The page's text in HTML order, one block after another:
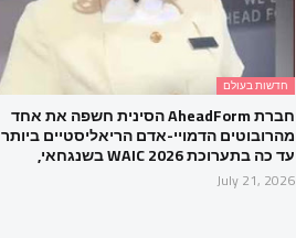
חדשות בעולם
חברת AheadForm הסינית חשפה את אחד
מהרובוטים הדמויי-אדם הריאליסטיים ביותר
עד כה בתערוכת WAIC 2026 בשנגחאי,
July 21, 2026